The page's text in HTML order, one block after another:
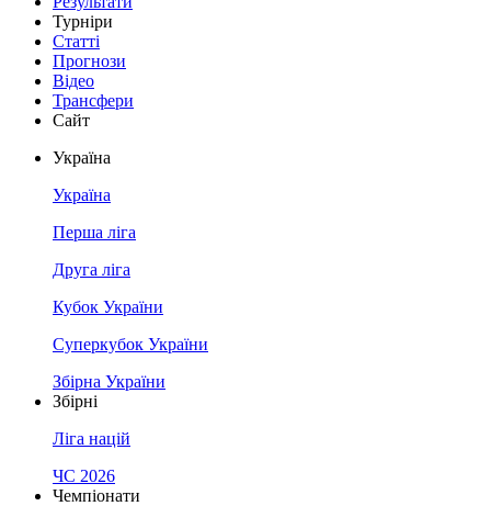
Турніри
Статті
Прогнози
Відео
Трансфери
Сайт
Україна
Україна
Перша ліга
Друга ліга
Кубок України
Суперкубок України
Збірна України
Збірні
Ліга націй
ЧС 2026
Чемпіонати